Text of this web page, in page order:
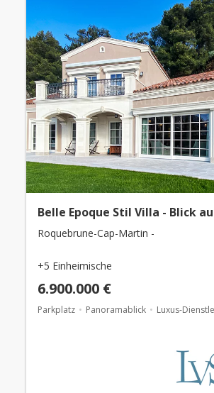
Belle Epoque Stil Villa - Blick
Roquebrune-Cap-Martin -
+5 Einheimische
6.900.000 €
Parkplatz Panoramablick Luxus-